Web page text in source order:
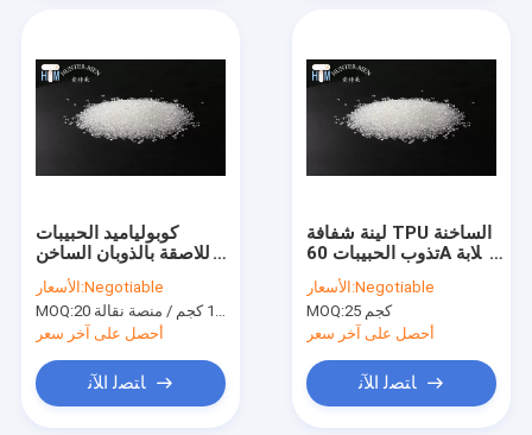
كوبولياميد الحبيبات
اللاصقة بالذوبان الساخن
حافة النطاقات 20 كجم /
كيس الأسعار:Negotiable
MOQ:
20 كجم / كيس ، 1000 كجم / منصة نقالة.
أحصل على آخر سعر
ﺎﺘﺼﻟ ﺍﻶﻧ
لينة شفافة TPU الساخنة
تذوب الحبيبات 60A صلابة
عالية الكثافة
الأسعار:Negotiable
MOQ:
25 كجم
أحصل على آخر سعر
ﺎﺘﺼﻟ ﺍﻶﻧ